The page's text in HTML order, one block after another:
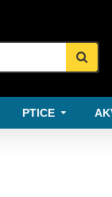
PTICE